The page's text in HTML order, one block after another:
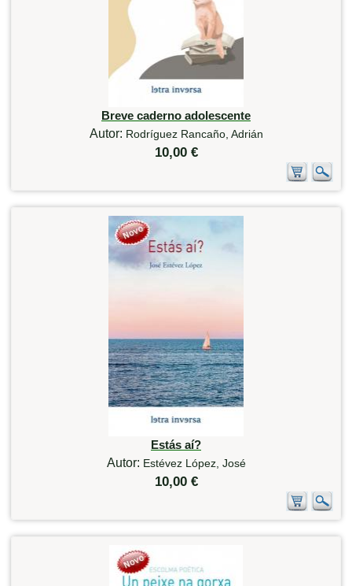
Breve caderno adolescente
Autor: Rodríguez Rancaño, Adrián
10,00 €
Estás aí?
Autor: Estévez López, José
10,00 €